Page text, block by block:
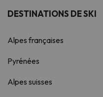
DESTINATIONS DE SKI
Alpes françaises
Pyrénées
Alpes suisses